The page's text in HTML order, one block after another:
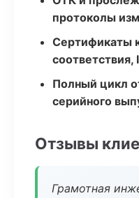
протоколы
Сертификаты
соответствия,
Полный цикл
серийного
Отзывы
Грамотная